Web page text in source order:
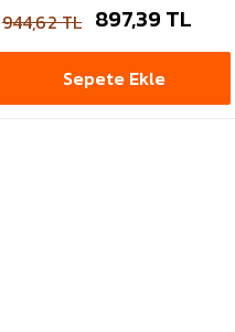
944,62 TL 897,39 TL
Sepete Ekle